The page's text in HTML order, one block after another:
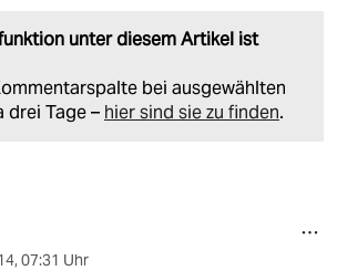
unter diesem Artikel ist
bei ausgewählten
drei Tage – hier sind sie zu finden.
, 07:31 Uhr